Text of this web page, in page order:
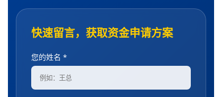
快速留言，获取资金申请方案
您的姓名 *